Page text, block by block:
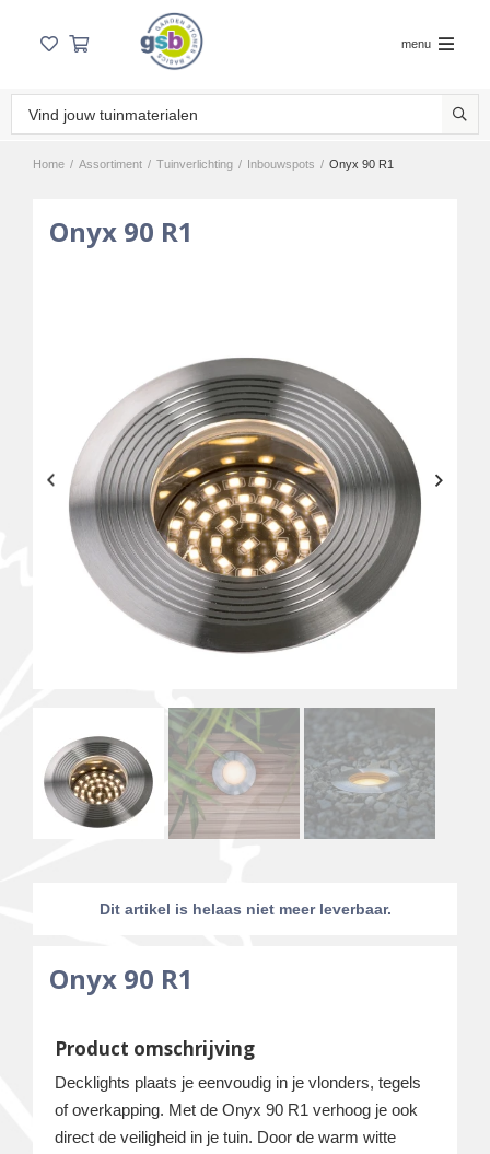
menu
Home / Assortiment / Tuinverlichting / Inbouwspots / Onyx 90 R1
Onyx 90 R1
Dit artikel is helaas niet meer leverbaar.
Onyx 90 R1
Product omschrijving
Decklights plaats je eenvoudig in je vlonders, tegels
of overkapping. Met de Onyx 90 R1 verhoog je ook
direct de veiligheid in je tuin. Door de warm witte